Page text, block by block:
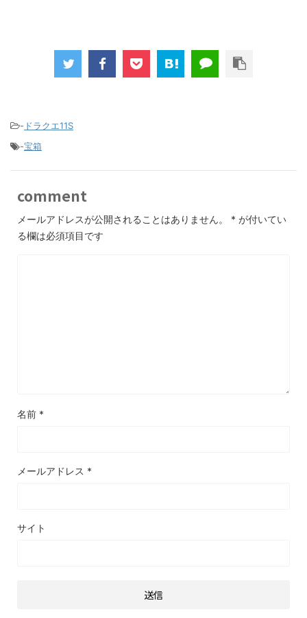
- ドラクエ11S
-宝箱
comment
メールアドレスが公開されることはありません。 * が付いてい
る欄は必須項目です
名前 *
メールアドレス *
サイト